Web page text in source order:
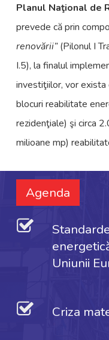
Planul Naţional de
prevede că prin
renovării”(Pilonul I
I.5), la finalul
investiţiilor, vor
blocuri reabilitate
rezidenţiale) şi circa
milioane mp)
Agenda
Uniunii
Criza